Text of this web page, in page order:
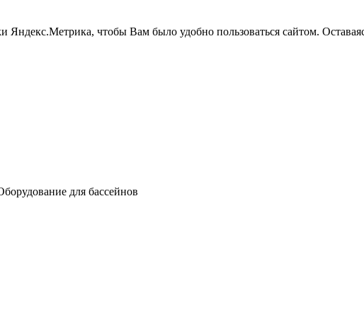
чтобы Вам было удобно пользоваться сайтом.
для бассейнов